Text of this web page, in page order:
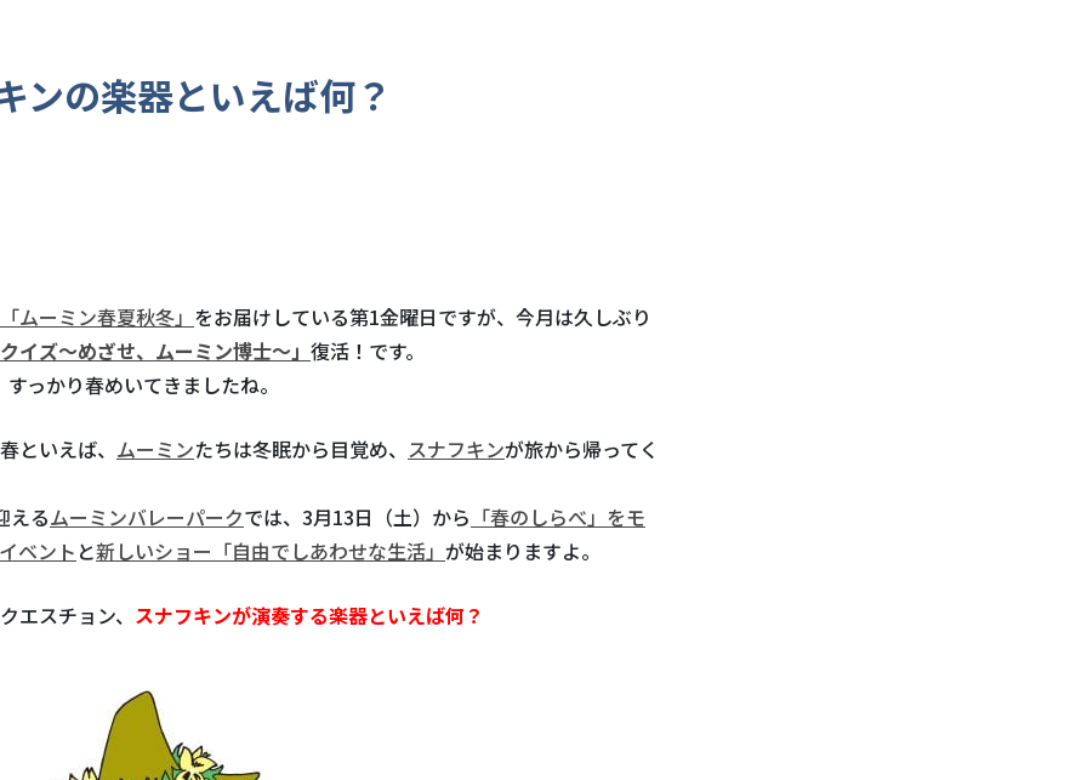
ンの楽器といえば何？
「ムーミン春夏秋冬」 をお届けしている第1金曜日ですが、今月は久しぶり
イズ～めざせ、ムーミン博士～」 復活！です。
っかり春めいてきましたね。
といえば、 ムーミンたちは冬眠から目覚め、 スナフキンが旅から帰ってく
えるムーミンバレーパークでは、3月13日（土）から 「春のしらべ」をモ
ベント と新しいショー「自由でしあわせな生活」 が始まりますよ。
エスチョン、 スナフキンが演奏する楽器といえば何？